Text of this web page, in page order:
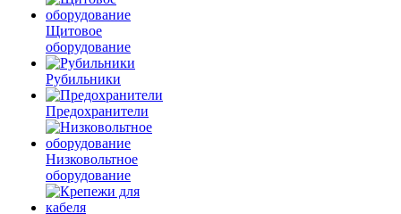
Щитовое
оборудование
Рубильники
Предохранители
Низковольтное
оборудование